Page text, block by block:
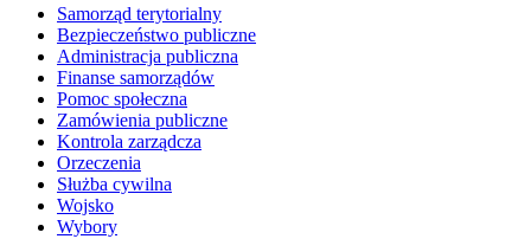
Samorząd terytorialny
Bezpieczeństwo publiczne
Administracja publiczna
Finanse samorządów
Pomoc społeczna
Zamówienia publiczne
Kontrola zarządcza
Orzeczenia
Służba cywilna
Wojsko
Wybory